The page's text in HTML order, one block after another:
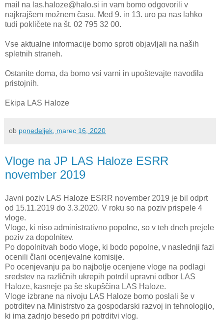
mail na las.haloze@halo.si in vam bomo odgovorili v
najkrajšem možnem času. Med 9. in 13. uro pa nas lahko
tudi pokličete na št. 02 795 32 00.
Vse aktualne informacije bomo sproti objavljali na naših
spletnih straneh.
Ostanite doma, da bomo vsi varni in upoštevajte navodila
pristojnih.
Ekipa LAS Haloze
ob ponedeljek, marec 16, 2020
Vloge na JP LAS Haloze ESRR
november 2019
Javni poziv LAS Haloze ESRR november 2019 je bil odprt
od 15.11.2019 do 3.3.2020. V roku so na poziv prispele 4
vloge.
Vloge, ki niso administrativno popolne, so v teh dneh prejele
poziv za dopolnitev.
Po dopolnitvah bodo vloge, ki bodo popolne, v naslednji fazi
ocenili člani ocenjevalne komisije.
Po ocenjevanju pa bo najbolje ocenjene vloge na podlagi
sredstev na različnih ukrepih potrdil upravni odbor LAS
Haloze, kasneje pa še skupščina LAS Haloze.
Vloge izbrane na nivoju LAS Haloze bomo poslali še v
potrditev na Ministrstvo za gospodarski razvoj in tehnologijo,
ki ima zadnjo besedo pri potrditvi vlog.